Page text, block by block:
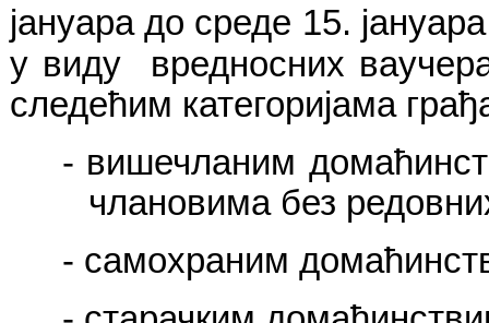
јануара до среде 15.
у виду вредносних
следећим категоријама
- вишечланим
члановима без
- самохраним